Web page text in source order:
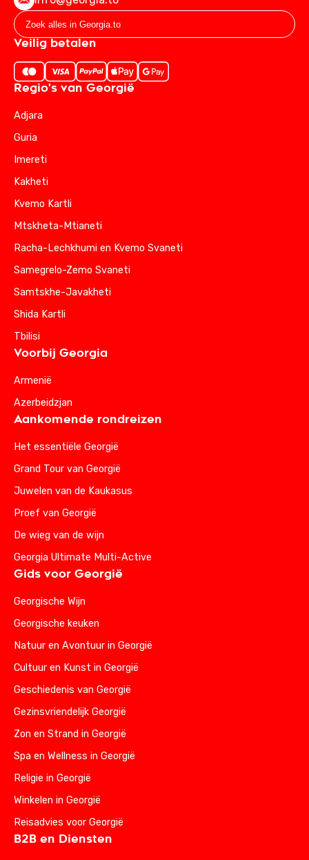
Veilig betalen
Regio's van Georgië
Adjara
Guria
Imereti
Kakheti
Kvemo Kartli
Mtskheta-Mtianeti
Racha-Lechkhumi en Kvemo Svaneti
Samegrelo-Zemo Svaneti
Samtskhe-Javakheti
Shida Kartli
Tbilisi
Voorbij Georgia
Armenië
Azerbeidzjan
Aankomende rondreizen
Het essentiële Georgië
Grand Tour van Georgië
Juwelen van de Kaukasus
Proef van Georgië
De wieg van de wijn
Georgia Ultimate Multi-Active
Gids voor Georgië
Georgische Wijn
Georgische keuken
Natuur en Avontuur in Georgië
Cultuur en Kunst in Georgië
Geschiedenis van Georgië
Gezinsvriendelijk Georgië
Zon en Strand in Georgië
Spa en Wellness in Georgië
Religie in Georgië
Winkelen in Georgië
Reisadvies voor Georgië
B2B en Diensten